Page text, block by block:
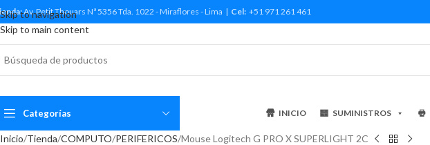
Skip to navigation
Skip to main content
Av. Petit Thouars Nª 5356 Tda. 1022 - Miraflores - Lima | Cel: +51 971 261 461
Categorías INICIO SUMINISTROS
Inicio Tienda COMPUTO PERIFERICOS Mouse Logitech G PRO X SUPERLIGHT 2C